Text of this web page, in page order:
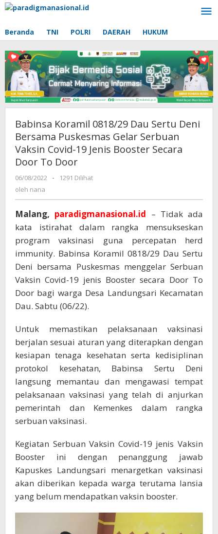
Lewati
Beranda TNI POLRI DAERAH HUKUM
Babinsa Koramil 0818/29 Dau Sertu Deni
Bersama Puskesmas Gelar Serbuan
Vaksin Covid-19 Jenis Booster Secara
Door To Door
06/08/2022
oleh
-
1291 Dilihat
oleh nana
Malang, paradigmanasional.id – Tidak ada
kata istirahat dalam rangka mensukseskan
program vaksinasi guna percepatan herd
immunity. Babinsa Koramil 0818/29 Dau Sertu
Deni bersama Puskesmas menggelar Serbuan
Vaksin Covid-19 jenis Booster secara Door To
Door bagi warga Desa Landungsari Kecamatan
Dau. Sabtu (06/22).
Untuk memastikan pelaksanaan vaksinasi
berjalan sesuai aturan yang diterapkan dengan
kesiapan tenaga kesehatan serta kedisiplinan
protokol kesehatan, Babinsa Sertu Deni
langsung memantau dan mengawasi tempat
pelaksanaan vaksinasi yang telah di anjurkan
pemerintah dan Kemenkes dalam rangka
serbuan vaksinasi.
Kegiatan Serbuan Vaksin Covid-19 jenis Vaksin
Booster ini dengan penanggung jawab
Kapuskes Landungsari menargetkan vaksinasi
akan diberikan kepada warga terutama lansia
yang belum mendapatkan vaksin booster.